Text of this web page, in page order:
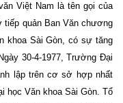
Việt Nam là tên gọi của
quản Ban Văn chương
khoa Sài Gòn, có sự tăng
30-4-1977, Trường Đại
lập trên cơ sở hợp nhất
học Văn khoa Sài Gòn. Tổ